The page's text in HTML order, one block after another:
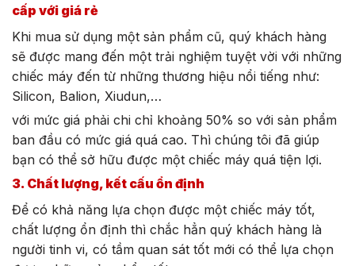
cấp với giá rẻ
Khi mua sử dụng một sản phẩm cũ, quý khách hàng
sẽ được mang đến một trải nghiệm tuyệt vời với những
chiếc máy đến từ những thương hiệu nổi tiếng như:
Silicon, Balion, Xiudun,…
với mức giá phải chi chỉ khoảng 50% so với sản phẩm
ban đầu có mức giá quá cao. Thì chúng tôi đã giúp
bạn có thể sở hữu được một chiếc máy quá tiện lợi.
3. Chất lượng, kết cấu ổn định
Để có khả năng lựa chọn được một chiếc máy tốt,
chất lượng ổn định thì chắc hẳn quý khách hàng là
người tinh vi, có tầm quan sát tốt mới có thể lựa chọn